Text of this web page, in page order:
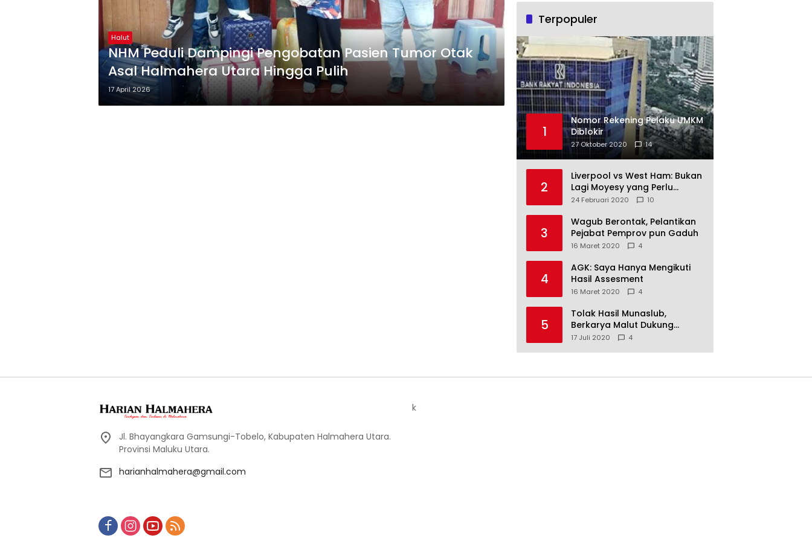
Halut
NHM Peduli Dampingi Pengobatan Pasien Tumor Otak
Asal Halmahera Utara Hingga Pulih
17 April 2026
Terpopuler
1
Nomor Rekening Pelaku UMKM
Diblokir
27 Oktober 2020 14
2
Liverpool vs West Ham: Bukan
Lagi Moyesy yang Perlu
Ditakuti
24 Februari 2020 10
3
Wagub Berontak, Pelantikan
Pejabat Pemprov pun Gaduh
16 Maret 2020 4
4
AGK: Saya Hanya Mengikuti
Hasil Assesment
16 Maret 2020 4
5
Tolak Hasil Munaslub,
Berkarya Malut Dukung
Tommy Soeharto
17 Juli 2020 4
Jl. Bhayangkara Gamsungi-Tobelo, Kabupaten Halmahera Utara.
Provinsi Maluku Utara.
harianhalmahera@gmail.com
k